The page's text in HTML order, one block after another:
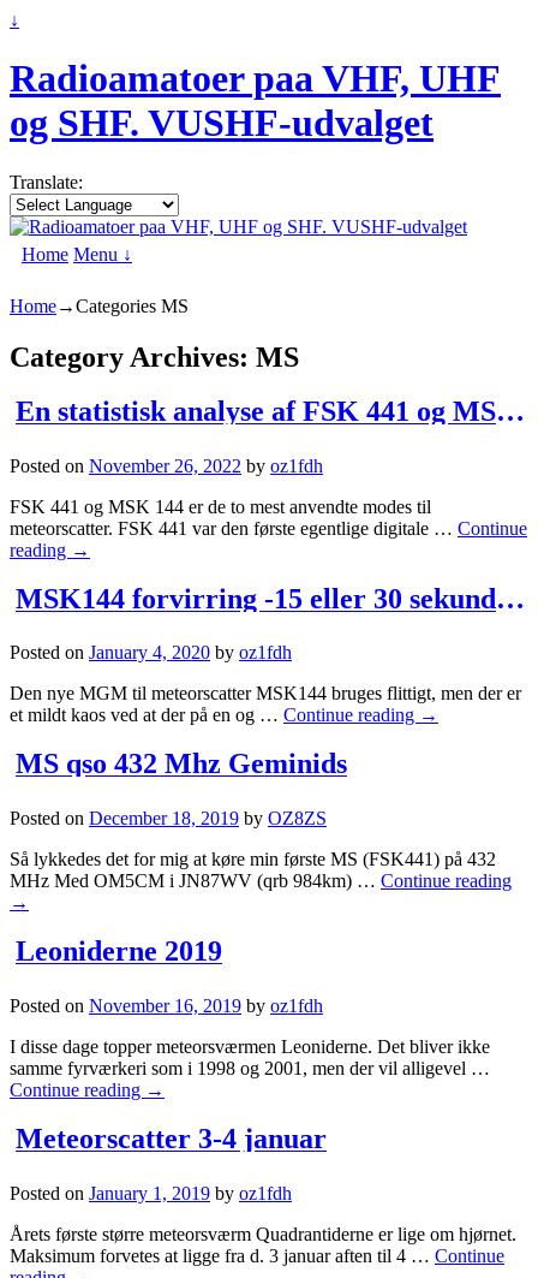
↓
Radioamatoer paa VHF, UHF
og SHF. VUSHF-udvalget
Translate:
Home Menu ↓
Home→Categories MS
Category Archives: MS
En statistisk analyse af FSK 441 og MSK 144 -hvad giver størst chance for QSO?
Posted on November 26, 2022 by oz1fdh
FSK 441 og MSK 144 er de to mest anvendte modes til
meteorscatter. FSK 441 var den første egentlige digitale … Continue
reading →
MSK144 forvirring -15 eller 30 sekunder?
Posted on January 4, 2020 by oz1fdh
Den nye MGM til meteorscatter MSK144 bruges flittigt, men der er
et mildt kaos ved at der på en og … Continue reading →
MS qso 432 Mhz Geminids
Posted on December 18, 2019 by OZ8ZS
Så lykkedes det for mig at køre min første MS (FSK441) på 432
MHz Med OM5CM i JN87WV (qrb 984km) … Continue reading
→
Leoniderne 2019
Posted on November 16, 2019 by oz1fdh
I disse dage topper meteorsværmen Leoniderne. Det bliver ikke
samme fyrværkeri som i 1998 og 2001, men der vil alligevel …
Continue reading →
Meteorscatter 3-4 januar
Posted on January 1, 2019 by oz1fdh
Årets første større meteorsværm Quadrantiderne er lige om hjørnet.
Maksimum forvetes at ligge fra d. 3 januar aften til 4 … Continue